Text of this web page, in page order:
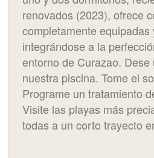
renovados (2023), ofrece
completamente equipadas
integrándose a la
entorno de Curazao. Dese
nuestra piscina. Tome el
Programe un tratamiento
Visite las playas más
todas a un corto trayecto